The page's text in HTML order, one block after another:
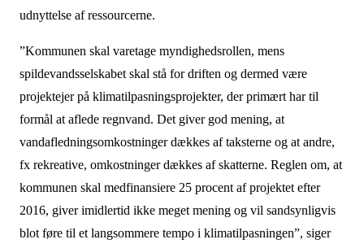
udnyttelse af ressourcerne.
”Kommunen skal varetage myndighedsrollen, mens
spildevandsselskabet skal stå for driften og dermed være
projektejer på klimatilpasningsprojekter, der primært har til
formål at aflede regnvand. Det giver god mening, at
vandafledningsomkostninger dækkes af taksterne og at andre,
fx rekreative, omkostninger dækkes af skatterne. Reglen om, at
kommunen skal medfinansiere 25 procent af projektet efter
2016, giver imidlertid ikke meget me­ning og vil sandsynligvis
blot føre til et langsommere tempo i klimatilpasningen”, siger